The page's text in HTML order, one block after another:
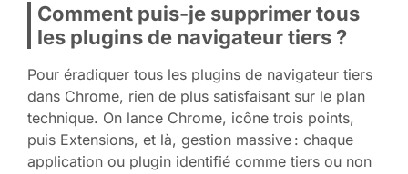
Comment puis-je supprimer tous
les plugins de navigateur tiers ?
Pour éradiquer tous les plugins de navigateur tiers
dans Chrome, rien de plus satisfaisant sur le plan
technique. On lance Chrome, icône trois points,
puis Extensions, et là, gestion massive : chaque
application ou plugin identifié comme tiers ou non